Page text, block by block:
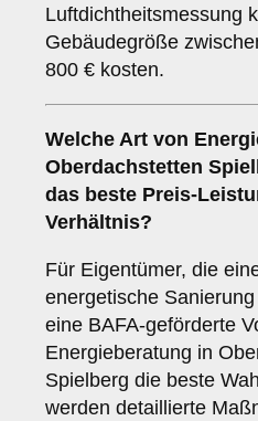
Luftdichtheitsmessung
Gebäudegröße
800 € kosten.
Welche Art von
Oberdachstetten
das beste Preis-
Verhältnis?
Für Eigentümer, die
energetische
eine BAFA-geförderte
Energieberatung in
Spielberg die beste
werden detaillierte